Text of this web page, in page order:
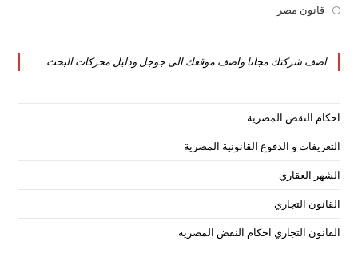
tab
قانون مصر
new
اضف شركتك مجانا واضف موقعك الى جوجل ودليل محركات البحث
احكام النقض المصرية
التعريفات و الدفوع القانونية المصرية
الشهر العقاري
القانون التجاري
القانون التجاري احكام النقض المصرية